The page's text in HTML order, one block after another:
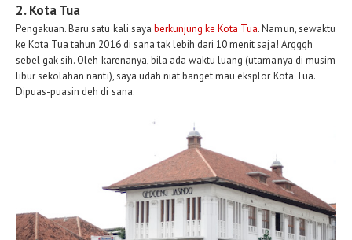
2. Kota Tua
Pengakuan. Baru satu kali saya berkunjung ke Kota Tua. Namun, sewaktu
ke Kota Tua tahun 2016 di sana tak lebih dari 10 menit saja! Argggh
sebel gak sih. Oleh karenanya, bila ada waktu luang (utamanya di musim
libur sekolahan nanti), saya udah niat banget mau eksplor Kota Tua.
Dipuas-puasin deh di sana.